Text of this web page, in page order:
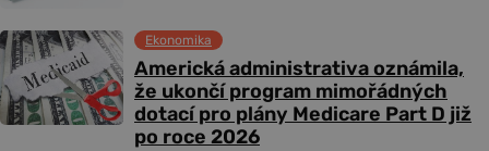
Americká administrativa oznámila,
že ukončí program mimořádných
dotací pro plány Medicare Part D již
po roce 2026
Ekonomika